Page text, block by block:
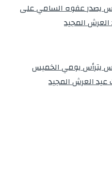
يصدر عفوه السامي على
يترأس يومي الخميس
العرش المجيد